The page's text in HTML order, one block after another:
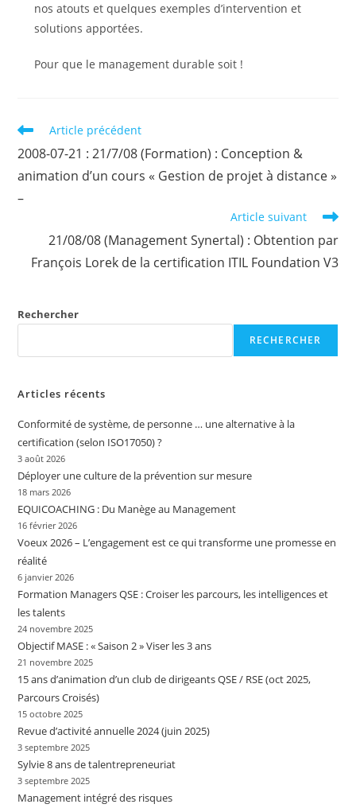
nos atouts et quelques exemples d’intervention et
solutions apportées.
Pour que le management durable soit !
Read
articles
Article précédent
2008-07-21 : 21/7/08 (Formation) : Conception &
animation d’un cours « Gestion de projet à distance »
–
Article suivant
21/08/08 (Management Synertal) : Obtention par
François Lorek de la certification ITIL Foundation V3
Rechercher
RECHERCHER
Articles récents
Conformité de système, de personne … une alternative à la
certification (selon ISO17050) ?
3 août 2026
Déployer une culture de la prévention sur mesure
18 mars 2026
EQUICOACHING : Du Manège au Management
16 février 2026
Voeux 2026 – L’engagement est ce qui transforme une promesse en
réalité
6 janvier 2026
Formation Managers QSE : Croiser les parcours, les intelligences et
les talents
24 novembre 2025
Objectif MASE : « Saison 2 » Viser les 3 ans
21 novembre 2025
15 ans d’animation d’un club de dirigeants QSE / RSE (oct 2025,
Parcours Croisés)
15 octobre 2025
Revue d’activité annuelle 2024 (juin 2025)
3 septembre 2025
Sylvie 8 ans de talentrepreneuriat
3 septembre 2025
Management intégré des risques